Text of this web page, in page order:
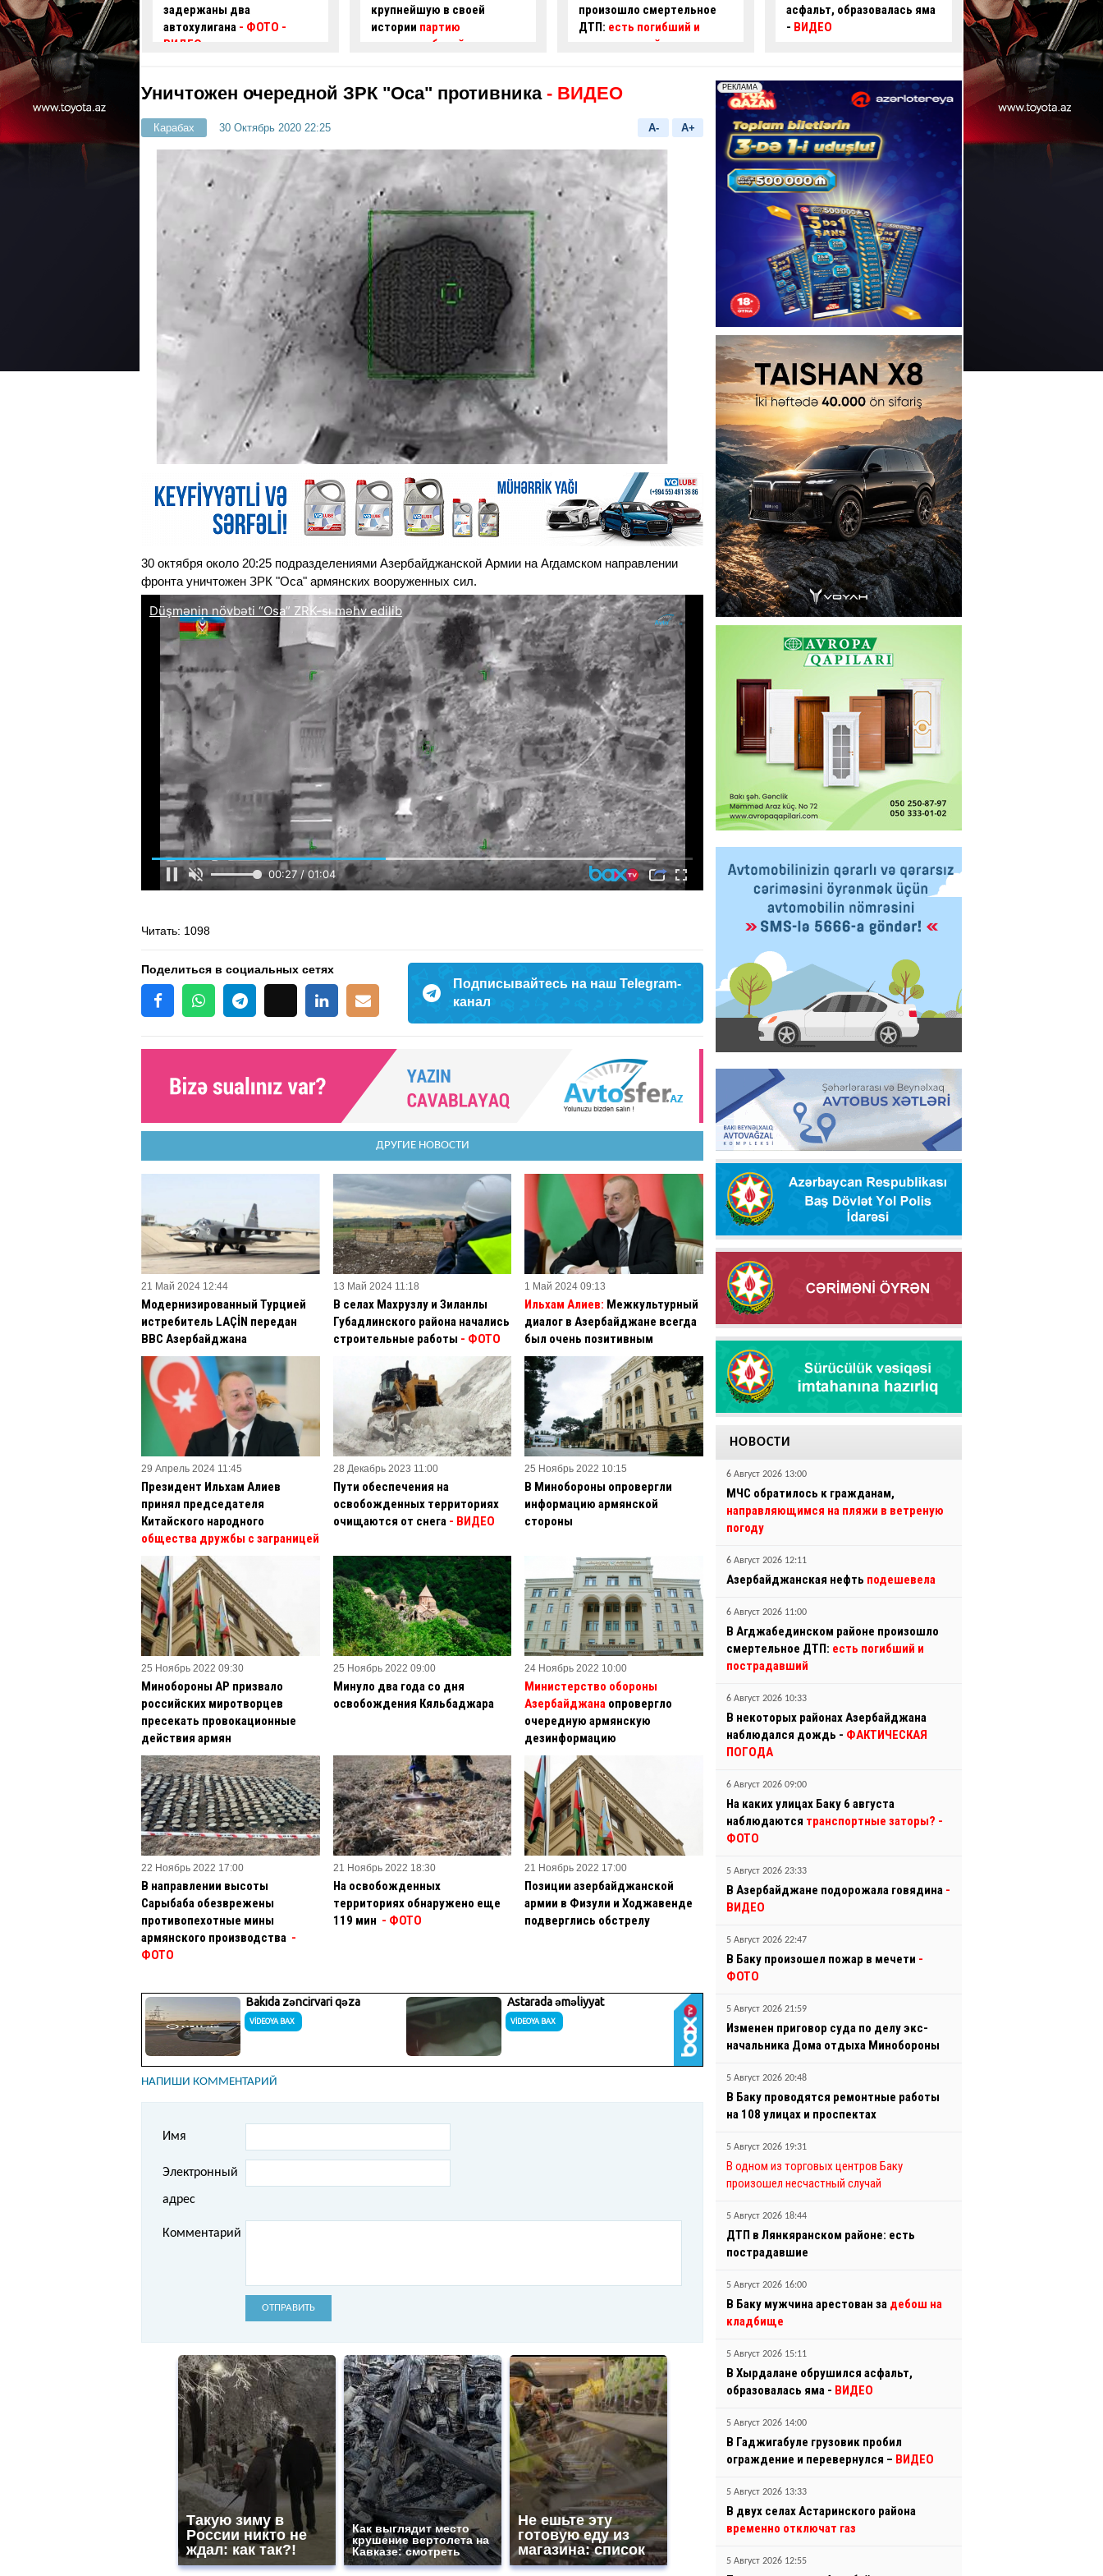
два
- ФОТО-
крупнейшую в своей
историипартию
электромобилей морским
произошло смертельное
ДТП:есть погибший и
пострадавший
асфальт, образовалась яма
-ВИДЕО
пробил ограждение и
перевернулся –
правила и создал
аварийную
ВИДЕО
Уничтожен очередной ЗРК "Оса" противника - ВИДЕО
Карабах 30 Октябрь 2020 22:25 A- A+
30 октября около 20:25 подразделениями Азербайджанской Армии на Агдамском направлении
фронта уничтожен ЗРК "Оса" армянских вооруженных сил.
Читать: 1098
Поделиться в социальных сетях
Подписывайтесь на наш Telegram-
канал
ДРУГИЕ НОВОСТИ
21 Май 2024 12:44
Модернизированный Турцией
истребитель LAÇİN передан
ВВС Азербайджана
13 Май 2024 11:18
В селах Махрузлу и Зиланлы
Губадлинского района начались
строительные работы - ФОТО
1 Май 2024 09:13
Ильхам Алиев: Межкультурный
диалог в Азербайджане всегда
был очень позитивным
29 Апрель 2024 11:45
Президент Ильхам Алиев
принял председателя
Китайского народного
общества дружбы с заграницей
28 Декабрь 2023 11:00
Пути обеспечения на
освобожденных территориях
очищаются от снега - ВИДЕО
25 Ноябрь 2022 10:15
В Минобороны опровергли
информацию армянской
стороны
25 Ноябрь 2022 09:30
Минобороны АР призвало
российских миротворцев
пресекать провокационные
действия армян
25 Ноябрь 2022 09:00
Минуло два года со дня
освобождения Кяльбаджара
24 Ноябрь 2022 10:00
Министерство обороны
Азербайджана опровергло
очередную армянскую
дезинформацию
22 Ноябрь 2022 17:00
В направлении высоты
Сарыбаба обезврежены
противопехотные мины
армянского производства -
ФОТО
21 Ноябрь 2022 18:30
На освобожденных
территориях обнаружено еще
119 мин - ФОТО
21 Ноябрь 2022 17:00
Позиции азербайджанской
армии в Физули и Ходжавенде
подверглись обстрелу
НАПИШИ КОММЕНТАРИЙ
Имя
Электронный
адрес
Комментарий
ОТПРАВИТЬ
Такую зиму в
России никто не
ждал: как так?!
Как выглядит место
крушение вертолета на
Кавказе: смотреть
Не ешьте эту
готовую еду из
магазина: список
НОВОСТИ
6 Август 2026 13:00
МЧС обратилось к гражданам,
направляющимся на пляжи в ветреную
погоду
6 Август 2026 12:11
Азербайджанская нефть подешевела
6 Август 2026 11:00
В Агджабединском районе произошло
смертельное ДТП: есть погибший и
пострадавший
6 Август 2026 10:33
В некоторых районах Азербайджана
наблюдался дождь - ФАКТИЧЕСКАЯ
ПОГОДА
6 Август 2026 09:00
На каких улицах Баку 6 августа
наблюдаются транспортные заторы? -
ФОТО
5 Август 2026 23:33
В Азербайджане подорожала говядина -
ВИДЕО
5 Август 2026 22:47
В Баку произошел пожар в мечети -
ФОТО
5 Август 2026 21:59
Изменен приговор суда по делу экс-
начальника Дома отдыха Минобороны
5 Август 2026 20:48
В Баку проводятся ремонтные работы
на 108 улицах и проспектах
5 Август 2026 19:31
В одном из торговых центров Баку
произошел несчастный случай
5 Август 2026 18:44
ДТП в Лянкяранском районе: есть
пострадавшие
5 Август 2026 16:00
В Баку мужчина арестован за дебош на
кладбище
5 Август 2026 15:11
В Хырдалане обрушился асфальт,
образовалась яма - ВИДЕО
5 Август 2026 14:00
В Гаджигабуле грузовик пробил
ограждение и перевернулся – ВИДЕО
5 Август 2026 13:33
В двух селах Астаринского района
временно отключат газ
5 Август 2026 12:55